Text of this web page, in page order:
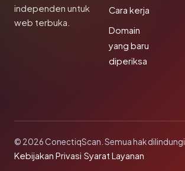
independen untuk
web terbuka.
Cara kerja
Domain
yang baru
diperiksa
© 2026 ConectiqScan. Semua hak dilindungi.
Kebijakan Privasi·Syarat Layanan